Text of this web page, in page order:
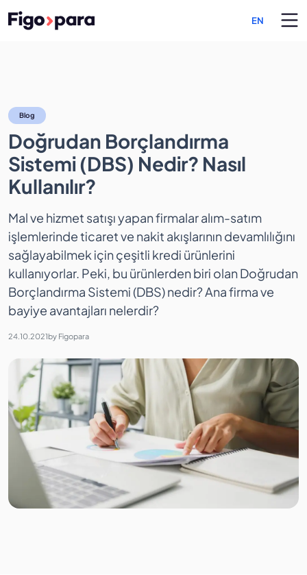
EN
Blog
Doğrudan Borçlandırma
Sistemi (DBS) Nedir? Nasıl
Kullanılır?
Mal ve hizmet satışı yapan firmalar alım-satım
işlemlerinde ticaret ve nakit akışlarının devamlılığını
sağlayabilmek için çeşitli kredi ürünlerini
kullanıyorlar. Peki, bu ürünlerden biri olan Doğrudan
Borçlandırma Sistemi (DBS) nedir? Ana firma ve
bayiye avantajları nelerdir?
24.10.2021by Figopara